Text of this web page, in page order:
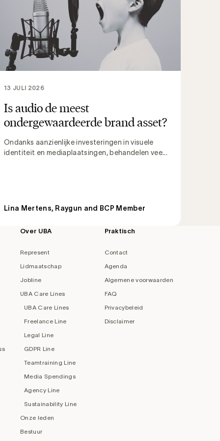
Is audio de meest
ondergewaardeerde brand asset?
Ondanks aanzienlijke investeringen in visuele
identiteit en mediaplaatsingen, behandelen vee...
13 JULI 2026
Lina Mertens, Raygun and BCP Member
Over UBA
Represent
Lidmaatschap
Jobline
UBA Care Lines
UBA Care Lines
Freelance Line
Legal Line
GDPR Line
Teamtraining Line
Media Spendings
Agency Line
Sustainability Line
Onze leden
Bestuur
Praktisch
Contact
Agenda
Algemene voorwaarden
FAQ
Privacybeleid
Disclaimer